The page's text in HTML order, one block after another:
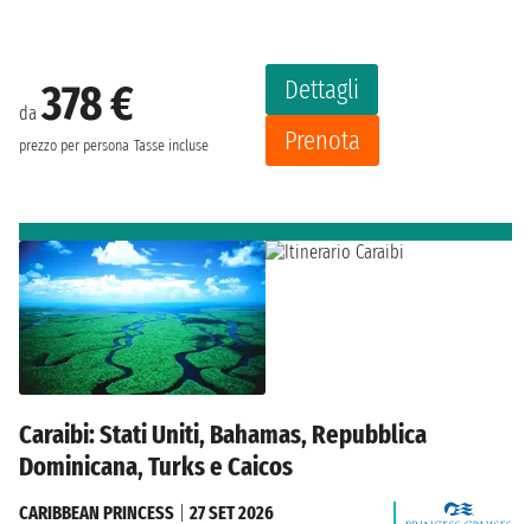
da378 €
prezzo per persona Tasse incluse
Dettagli
Prenota
Caraibi: Stati Uniti, Bahamas, Repubblica
Dominicana, Turks e Caicos
CARIBBEAN PRINCESS
27 SET 2026